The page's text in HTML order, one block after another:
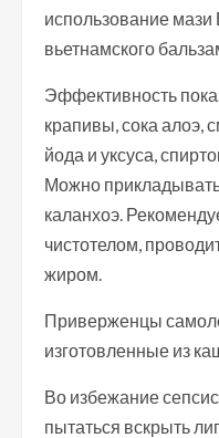
использование
вьетнамского
Эффективность
крапивы, сока алоэ,
йода и уксуса,
Можно
каланхоэ.
чистотелом,
жиром.
Приверженцы
изготовленные из
Во избежание
пытаться вскрыть